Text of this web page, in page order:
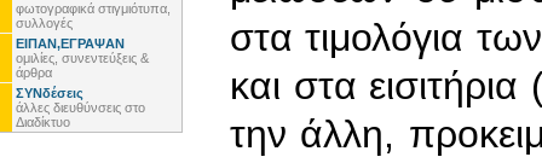
φωτογραφικά στιγμιότυπα,
συλλογές
ΕΙΠΑΝ,ΕΓΡΑΨΑΝ
ομιλίες, συνεντεύξεις &
άρθρα
ΣΥΝδέσεις
άλλες διευθύνσεις στο
Διαδίκτυο
στα τιμολόγια
και στα
την άλλη,